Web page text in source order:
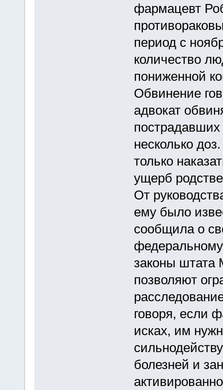
фармацевт
период с
количество
пониженной
Обвинение
адвокат
пострадавших
несколько
только
ущерб
От
ему было
сообщила о
федеральному
законы штата
позволяют
говоря, если
исках, им
болезней и